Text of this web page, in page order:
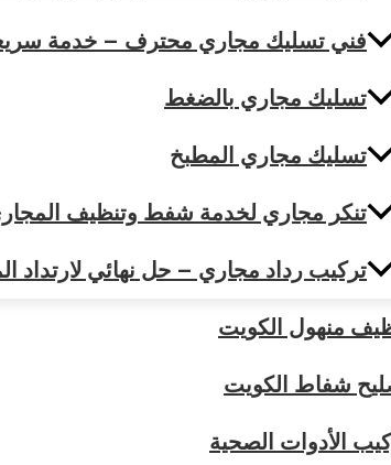
فني تسليك مجاري محترف – خدمة سريعة 24 ساعة بأسعار
تسليك مجاري بالضغط
تسليك مجاري المطبخ
تنكر مجاري لخدمة شفط وتنظيف المجاري
تركيب رداد مجاري – حل نهائي لارتداد
منهول الكويت
شفاط الكويت
الأدوات الصحية